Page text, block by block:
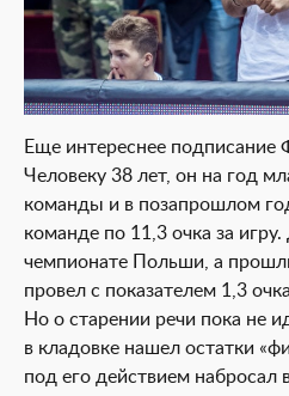
Еще интереснее подписание
Человеку 38 лет, он на год
команды и в позапрошлом
команде по 11,3 очка за
чемпионате Польши, а
провел с показателем 1,3
Но о старении речи пока не
в кладовке нашел остатки
под его действием набросал